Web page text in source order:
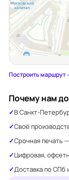
Построить маршрут
Почему нам
В Санкт-
Своё
Срочная печать
Цифровая,
Доставка по СПб